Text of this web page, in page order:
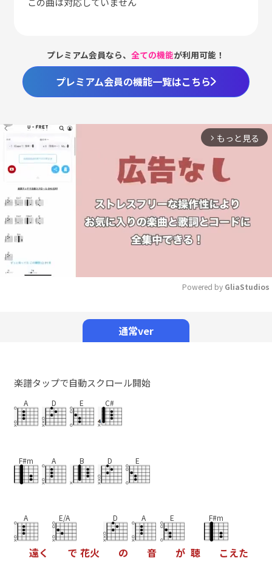
プレミアム会員なら、全ての機能が利用可能！
プレミアム会員の機能一覧はこちら
arrow_forward_ios もっと見る
Powered by GliaStudios
通常ver
楽譜タップで自動スクロール開始
A D E C#
F#m A B D E
A
遠く
E/A
で 花火
D
の
A
音
E
が 聴
F#m
こえた